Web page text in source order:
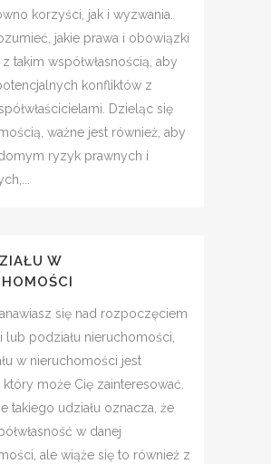
korzyści, jak i wyzwania.
jakie prawa i obowiązki
takim współwłasnością, aby
konfliktów z
Dzieląc się
ważne jest również, aby
ryzyk prawnych i
W
się nad rozpoczęciem
lub podziału nieruchomości,
w nieruchomości jest
może Cię zainteresować.
takiego udziału oznacza, że
w danej
ale wiąże się to również z